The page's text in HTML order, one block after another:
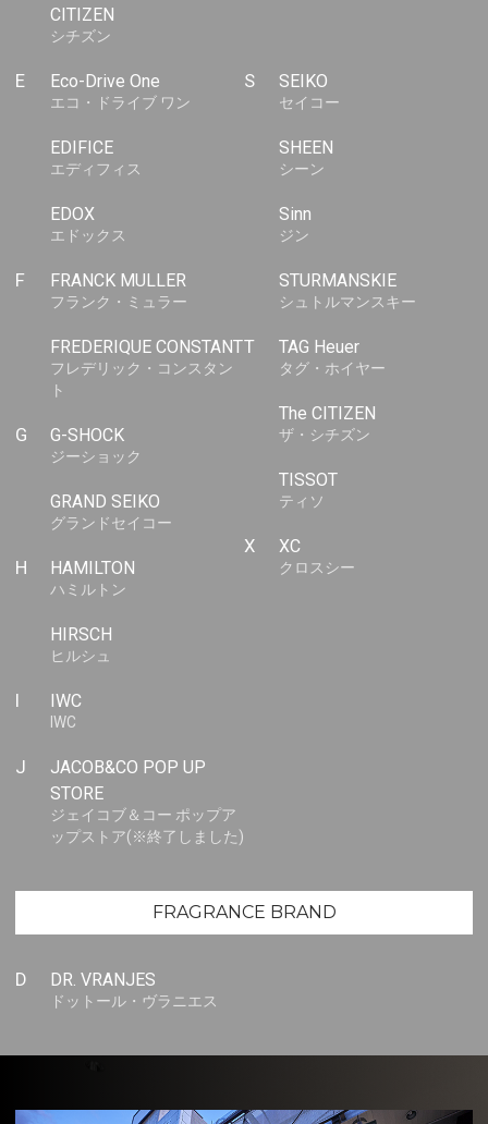
CITIZEN
シチズン
E Eco-Drive One
エコ・ドライブ ワン
EDIFICE
エディフィス
EDOX
エドックス
F FRANCK MULLER
フランク・ミュラー
FREDERIQUE CONSTANT
フレデリック・コンスタン
ト
G G-SHOCK
ジーショック
GRAND SEIKO
グランドセイコー
H HAMILTON
ハミルトン
HIRSCH
ヒルシュ
I IWC
IWC
J
JACOB&CO POP UP
STORE
ジェイコブ＆コー ポップア
ップストア(※終了しました)
S SEIKO
セイコー
SHEEN
シーン
Sinn
ジン
STURMANSKIE
シュトルマンスキー
T TAG Heuer
タグ・ホイヤー
The CITIZEN
ザ・シチズン
TISSOT
ティソ
X XC
クロスシー
FRAGRANCE BRAND
D DR. VRANJES
ドットール・ヴラニエス